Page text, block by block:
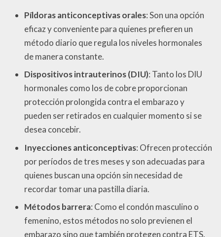
Píldoras anticonceptivas orales: Son una opción
eficaz y conveniente para quienes prefieren un
método diario que regula los niveles hormonales
de manera constante.
Dispositivos intrauterinos (DIU): Tanto los DIU
hormonales como los de cobre proporcionan
protección prolongida contra el embarazo y
pueden ser retirados en cualquier momento si se
desea concebir.
Inyecciones anticonceptivas: Ofrecen protección
por períodos de tres meses y son adecuadas para
quienes buscan una opción sin necesidad de
recordar tomar una pastilla diaria.
Métodos barrera: Como el condón masculino o
femenino, estos métodos no solo previenen el
embarazo sino que también protegen contra ETS.